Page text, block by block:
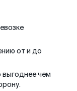
от и до
выгоднее чем